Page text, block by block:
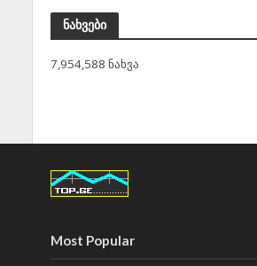
ნახვები
7,954,588 ნახვა
Most Popular